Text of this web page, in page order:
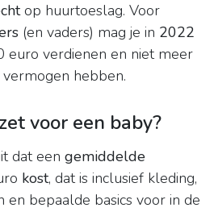
op huurtoeslag. Voor
(en vaders) mag je in 2022
euro verdienen en niet meer
hebben.
voor een baby?
dat een gemiddelde
kost, dat is inclusief kleding,
en bepaalde basics voor in de